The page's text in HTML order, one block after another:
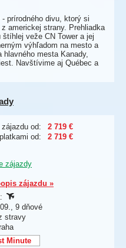
prírodného divu, ktorý si
americkej strany. Prehliadka
veže CN Tower a jej
výhľadom na mesto a
hlavného mesta Kanady,
Navštívime aj Québec a
zájazdu od:
2 719 €
od:
2 719 €
zájazdy
zájazdu »
9 dňové
stravy
Minute